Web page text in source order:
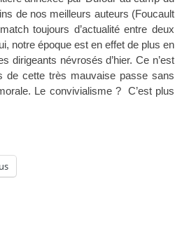
de nos meilleurs auteurs (Foucault
toujours d’actualité entre deux
notre époque est en effet de plus en
dirigeants névrosés d’hier. Ce n’est
de cette très mauvaise passe sans
Le convivialisme ? C’est plus